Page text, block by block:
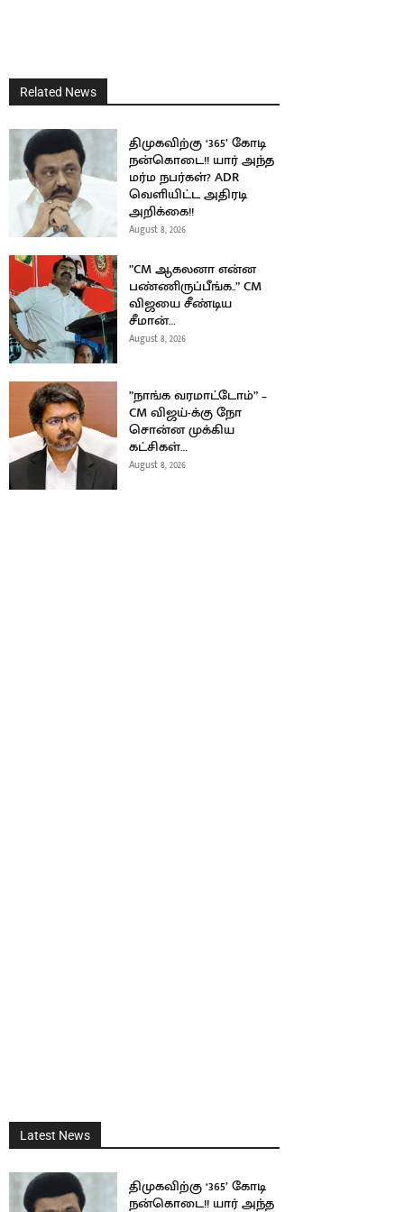
Related News
திமுகவிற்கு ‘365’ கோடி
நன்கொடை!! யார் அந்த
மர்ம நபர்கள்? ADR
வெளியிட்ட அதிரடி
அறிக்கை!!
August 8, 2026
”CM ஆகலனா என்ன
பண்ணிருப்பீங்க..” CM
விஜயை சீண்டிய
சீமான்…
August 8, 2026
”நாங்க வரமாட்டோம்” –
CM விஜய்-க்கு நோ
சொன்ன முக்கிய
கட்சிகள்…
August 8, 2026
Latest News
திமுகவிற்கு ‘365’ கோடி
நன்கொடை!! யார் அந்த